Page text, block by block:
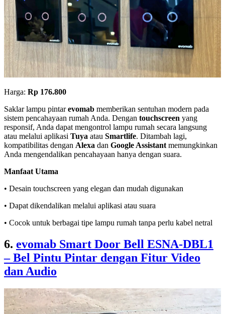
Harga: Rp 176.800
Saklar lampu pintarevomab memberikan sentuhan modern pada
sistem pencahayaan rumah Anda. Dengan touchscreen yang
responsif, Anda dapat mengontrol lampu rumah secara langsung
atau melalui aplikasi Tuya atau Smartlife. Ditambah lagi,
kompatibilitas dengan Alexa dan Google Assistant memungkinkan
Anda mengendalikan pencahayaan hanya dengan suara.
Manfaat Utama
• Desain touchscreen yang elegan dan mudah digunakan
• Dapat dikendalikan melalui aplikasi atau suara
• Cocok untuk berbagai tipe lampu rumah tanpa perlu kabel netral
6. evomab Smart Door Bell ESNA-DBL1
– Bel Pintu Pintar dengan Fitur Video
dan Audio